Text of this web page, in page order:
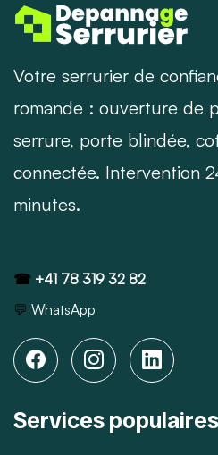
Votre serrurier de
romande : ouverture de
serrure, porte blindée,
connectée. Intervention
minutes.
☎ +41 78 319 32 82
💬 WhatsApp
Services populaires